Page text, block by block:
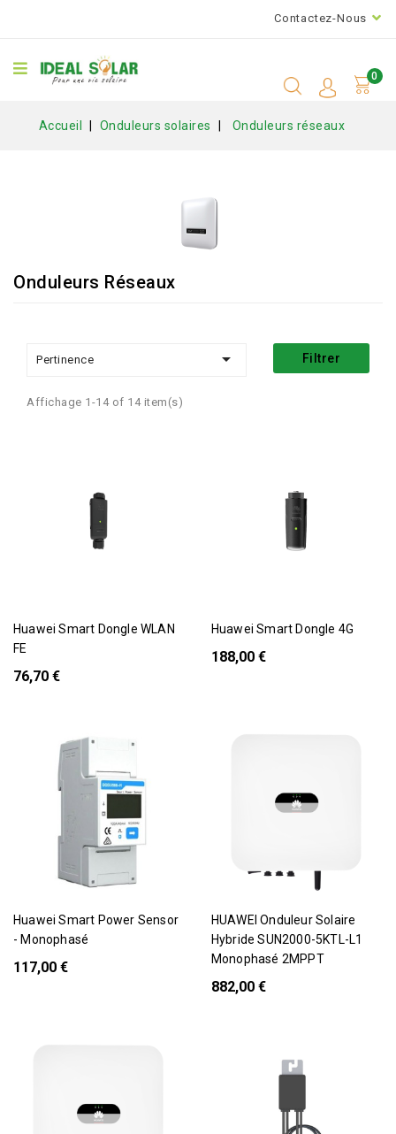
Contactez-Nous
0
Accueil Onduleurs solaires Onduleurs réseaux
Onduleurs Réseaux
Pertinence  Filtrer
Affichage 1-14 of 14 item(s)
Huawei Smart Dongle WLAN
FE
76,70 €
Huawei Smart Dongle 4G
188,00 €
Huawei Smart Power Sensor
- Monophasé
117,00 €
HUAWEI Onduleur Solaire
Hybride SUN2000-5KTL-L1
Monophasé 2MPPT
882,00 €